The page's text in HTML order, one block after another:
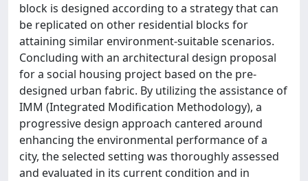
block is designed according to a strategy that can
be replicated on other residential blocks for
attaining similar environment-suitable scenarios.
Concluding with an architectural design proposal
for a social housing project based on the pre-
designed urban fabric. By utilizing the assistance of
IMM (Integrated Modification Methodology), a
progressive design approach cantered around
enhancing the environmental performance of a
city, the selected setting was thoroughly assessed
and evaluated in its current condition and in